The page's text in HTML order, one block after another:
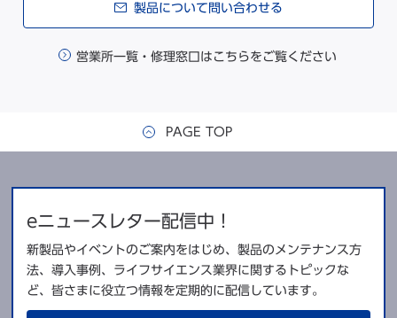
製品について問い合わせる
営業所一覧・修理窓口はこちらをご覧ください
PAGE TOP
eニュースレター配信中！
新製品やイベントのご案内をはじめ、製品のメンテナンス方
法、導入事例、ライフサイエンス業界に関するトピックな
ど、皆さまに役立つ情報を定期的に配信しています。